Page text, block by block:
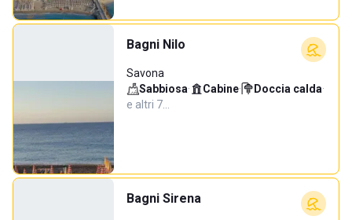
Bagni Nilo
Savona
Sabbiosa· Cabine· Doccia calda·
e altri 7…
Bagni Sirena